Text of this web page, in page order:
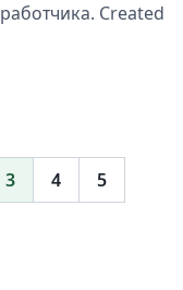
Created
3 4 5